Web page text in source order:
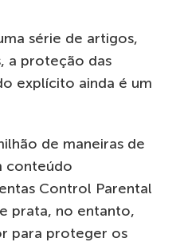
série de artigos,
a proteção das
explícito ainda é um
de maneiras de
conteúdo
Control Parental
prata, no entanto,
para proteger os